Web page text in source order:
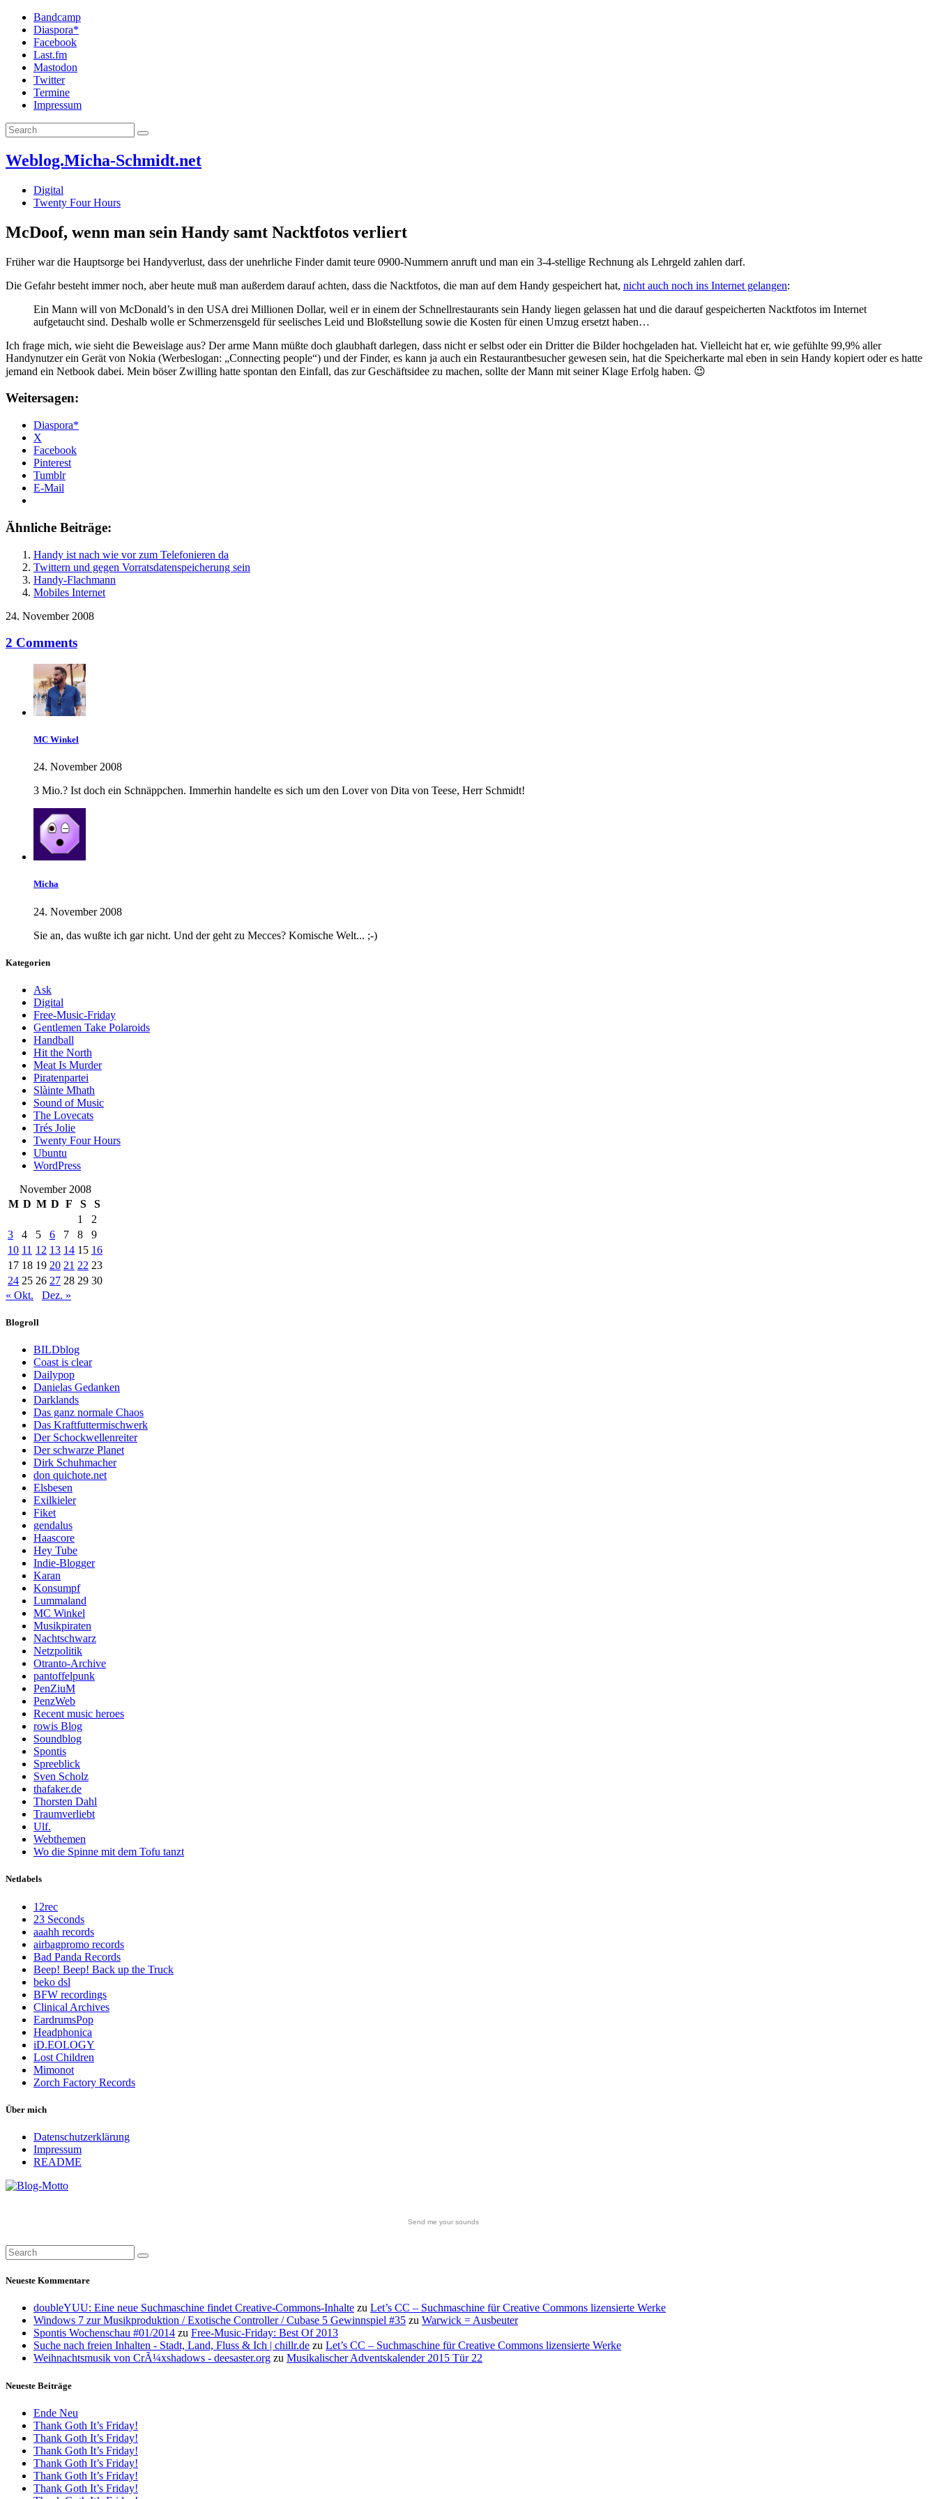
Bandcamp
Diaspora*
Facebook
Last.fm
Mastodon
Twitter
Termine
Impressum
Weblog.Micha-Schmidt.net
Digital
Twenty Four Hours
McDoof, wenn man sein Handy samt Nacktfotos verliert
Früher war die Hauptsorge bei Handyverlust, dass der unehrliche Finder damit teure 0900-Nummern anruft und man ein 3-4-stellige Rechnung als Lehrgeld zahlen darf.
Die Gefahr besteht immer noch, aber heute muß man außerdem darauf achten, dass die Nacktfotos, die man auf dem Handy gespeichert hat, nicht auch noch ins Internet gelangen:
Ein Mann will von McDonald’s in den USA drei Millionen Dollar, weil er in einem der Schnellrestaurants sein Handy liegen gelassen hat und die darauf gespeicherten Nacktfotos im Internet
aufgetaucht sind. Deshalb wolle er Schmerzensgeld für seelisches Leid und Bloßstellung sowie die Kosten für einen Umzug ersetzt haben…
Ich frage mich, wie sieht die Beweislage aus? Der arme Mann müßte doch glaubhaft darlegen, dass nicht er selbst oder ein Dritter die Bilder hochgeladen hat. Vielleicht hat er, wie gefühlte 99,9% aller
Handynutzer ein Gerät von Nokia (Werbeslogan: „Connecting people“) und der Finder, es kann ja auch ein Restaurantbesucher gewesen sein, hat die Speicherkarte mal eben in sein Handy kopiert oder es hatte
jemand ein Netbook dabei. Mein böser Zwilling hatte spontan den Einfall, das zur Geschäftsidee zu machen, sollte der Mann mit seiner Klage Erfolg haben. 😉
Weitersagen:
Diaspora*
X
Facebook
Pinterest
Tumblr
E-Mail
Ähnliche Beiträge:
Handy ist nach wie vor zum Telefonieren da
Twittern und gegen Vorratsdatenspeicherung sein
Handy-Flachmann
Mobiles Internet
24. November 2008
2 Comments
MC Winkel
24. November 2008
3 Mio.? Ist doch ein Schnäppchen. Immerhin handelte es sich um den Lover von Dita von Teese, Herr Schmidt!
Micha
24. November 2008
Sie an, das wußte ich gar nicht. Und der geht zu Mecces? Komische Welt... ;-)
Kategorien
Ask
Digital
Free-Music-Friday
Gentlemen Take Polaroids
Handball
Hit the North
Meat Is Murder
Piratenpartei
Slàinte Mhath
Sound of Music
The Lovecats
Trés Jolie
Twenty Four Hours
Ubuntu
WordPress
November 2008
M D M D F S
S
1
2
3
4 5 6 7 8
9
10 11 12 13 14 15 16
17 18 19 20 21 22 23
24 25 26 27 28 29 30
« Okt.
Dez. »
Blogroll
BILDblog
Coast is clear
Dailypop
Danielas Gedanken
Darklands
Das ganz normale Chaos
Das Kraftfuttermischwerk
Der Schockwellenreiter
Der schwarze Planet
Dirk Schuhmacher
don quichote.net
Elsbesen
Exilkieler
Fiket
gendalus
Haascore
Hey Tube
Indie-Blogger
Karan
Konsumpf
Lummaland
MC Winkel
Musikpiraten
Nachtschwarz
Netzpolitik
Otranto-Archive
pantoffelpunk
PenZiuM
PenzWeb
Recent music heroes
rowis Blog
Soundblog
Spontis
Spreeblick
Sven Scholz
thafaker.de
Thorsten Dahl
Traumverliebt
Ulf.
Webthemen
Wo die Spinne mit dem Tofu tanzt
Netlabels
12rec
23 Seconds
aaahh records
airbagpromo records
Bad Panda Records
Beep! Beep! Back up the Truck
beko dsl
BFW recordings
Clinical Archives
EardrumsPop
Headphonica
iD.EOLOGY
Lost Children
Mimonot
Zorch Factory Records
Über mich
Datenschutzerklärung
Impressum
README
Send me your sounds
Neueste Kommentare
doubleYUU: Eine neue Suchmaschine findet Creative-Commons-Inhalte zu Let’s CC – Suchmaschine für Creative Commons lizensierte Werke
Windows 7 zur Musikproduktion / Exotische Controller / Cubase 5 Gewinnspiel #35 zu Warwick = Ausbeuter
Spontis Wochenschau #01/2014 zu Free-Music-Friday: Best Of 2013
Suche nach freien Inhalten - Stadt, Land, Fluss & Ich | chillr.de zu Let’s CC – Suchmaschine für Creative Commons lizensierte Werke
Weihnachtsmusik von CrÃ¼xshadows - deesaster.org zu Musikalischer Adventskalender 2015 Tür 22
Neueste Beiträge
Ende Neu
Thank Goth It’s Friday!
Thank Goth It’s Friday!
Thank Goth It’s Friday!
Thank Goth It’s Friday!
Thank Goth It’s Friday!
Thank Goth It’s Friday!